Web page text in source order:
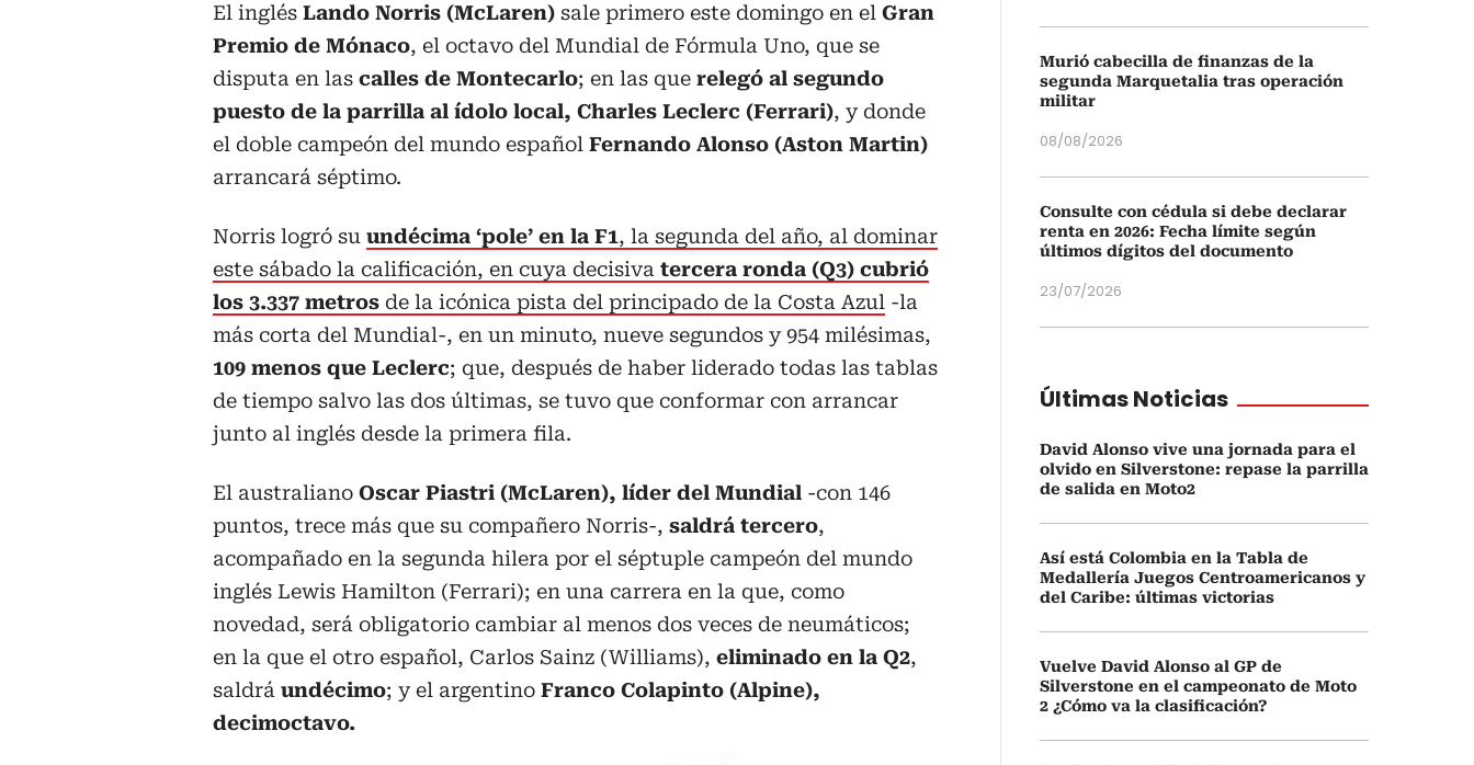
El inglés Lando Norris (McLaren) sale primero este domingo en el Gran
Premio de Mónaco, el octavo del Mundial de Fórmula Uno, que se
disputa en las calles de Montecarlo; en las que relegó al segundo
puesto de la parrilla al ídolo local, Charles Leclerc (Ferrari), y donde
el doble campeón del mundo español Fernando Alonso (Aston Martin)
arrancará séptimo.
Norris logró su undécima ‘pole’ en la F1, la segunda del año, al dominar
este sábado la calificación, en cuya decisiva tercera ronda (Q3) cubrió
los 3.337 metros de la icónica pista del principado de la Costa Azul -la
más corta del Mundial-, en un minuto, nueve segundos y 954 milésimas,
109 menos que Leclerc; que, después de haber liderado todas las tablas
de tiempo salvo las dos últimas, se tuvo que conformar con arrancar
junto al inglés desde la primera fila.
El australiano Oscar Piastri (McLaren), líder del Mundial -con 146
puntos, trece más que su compañero Norris-, saldrá tercero,
acompañado en la segunda hilera por el séptuple campeón del mundo
inglés Lewis Hamilton (Ferrari); en una carrera en la que, como
novedad, será obligatorio cambiar al menos dos veces de neumáticos;
en la que el otro español, Carlos Sainz (Williams), eliminado en la Q2,
saldrá undécimo; y el argentino Franco Colapinto (Alpine),
decimoctavo.
Murió cabecilla de finanzas de la
segunda Marquetalia tras operación
militar
08/08/2026
Consulte con cédula si debe declarar
renta en 2026: Fecha límite según
últimos dígitos del documento
23/07/2026
Últimas Noticias
David Alonso vive una jornada para el
olvido en Silverstone: repase la parrilla
de salida en Moto2
Así está Colombia en la Tabla de
Medallería Juegos Centroamericanos y
del Caribe: últimas victorias
Vuelve David Alonso al GP de
Silverstone en el campeonato de Moto
2 ¿Cómo va la clasificación?